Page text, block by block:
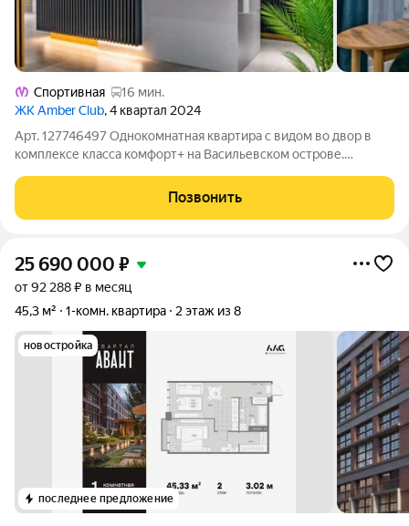
Спортивная
16 мин.
ЖК Amber Club, 4 квартал 2024
Арт. 127746497 Однокомнатная квартира с видом во двор в
комплексе класса комфорт+ на Васильевском острове.
подготовлены под покраску, установлены качественные
стеклопакеты, на полу уложено
Позвонить
25 690 000 ₽
от 92 288 ₽ в месяц
45,3 м²
1-комн. квартира 2 этаж из 8
новостройка
последнее предложение